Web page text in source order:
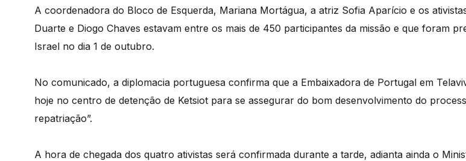
A coordenadora do Bloco de Esquerda, Mariana Mortágua, a atriz Sofia Aparício e os
Duarte e Diogo Chaves estavam entre os mais de 450 participantes da missão e que foram
Israel no dia 1 de outubro.
No comunicado, a diplomacia portuguesa confirma que a Embaixadora de Portugal em
hoje no centro de detenção de Ketsiot para se assegurar do bom desenvolvimento do
repatriação”.
A hora de chegada dos quatro ativistas será confirmada durante a tarde, adianta ainda o